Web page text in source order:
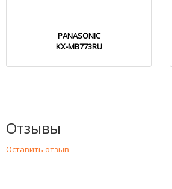
PANASONIC
KX-MB773RU
Отзывы
Оставить отзыв